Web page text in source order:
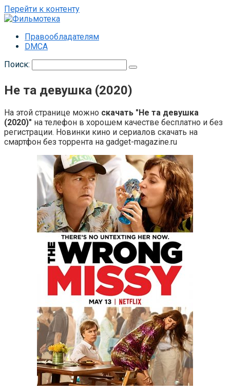
Перейти к контенту
Правообладателям
DMCA
Поиск:
Не та девушка (2020)
На этой странице можно скачать "Не та девушка
(2020)" на телефон в хорошем качестве бесплатно и без
регистрации. Новинки кино и сериалов скачать на
смартфон без торрента на gadget-magazine.ru